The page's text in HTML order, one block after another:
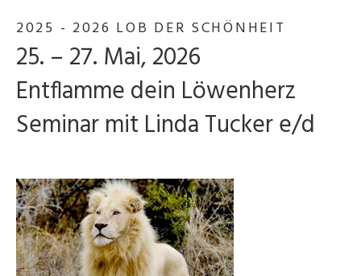
2025 - 2026 LOB DER SCHÖNHEIT
25. – 27. Mai, 2026
Entflamme dein Löwenherz
Seminar mit Linda Tucker e/d